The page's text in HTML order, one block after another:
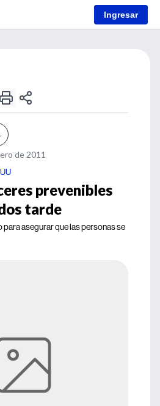
Ingresar
de 2011
prevenibles
tarde
para asegurar que las personas se